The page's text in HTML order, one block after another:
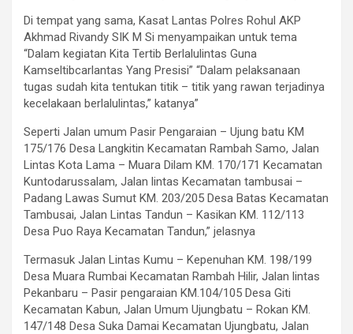
Di tempat yang sama, Kasat Lantas Polres Rohul AKP
Akhmad Rivandy SIK M Si menyampaikan untuk tema
“Dalam kegiatan Kita Tertib Berlalulintas Guna
Kamseltibcarlantas Yang Presisi” “Dalam pelaksanaan
tugas sudah kita tentukan titik – titik yang rawan terjadinya
kecelakaan berlalulintas,” katanya”
Seperti Jalan umum Pasir Pengaraian – Ujung batu KM
175/176 Desa Langkitin Kecamatan Rambah Samo, Jalan
Lintas Kota Lama – Muara Dilam KM. 170/171 Kecamatan
Kuntodarussalam, Jalan lintas Kecamatan tambusai –
Padang Lawas Sumut KM. 203/205 Desa Batas Kecamatan
Tambusai, Jalan Lintas Tandun – Kasikan KM. 112/113
Desa Puo Raya Kecamatan Tandun,” jelasnya
Termasuk Jalan Lintas Kumu – Kepenuhan KM. 198/199
Desa Muara Rumbai Kecamatan Rambah Hilir, Jalan lintas
Pekanbaru – Pasir pengaraian KM.104/105 Desa Giti
Kecamatan Kabun, Jalan Umum Ujungbatu – Rokan KM.
147/148 Desa Suka Damai Kecamatan Ujungbatu, Jalan